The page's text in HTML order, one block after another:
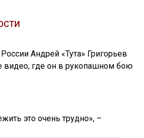
Андрей «Тута» Григорьев
видео, где он в рукопашном бою
это очень трудно», –